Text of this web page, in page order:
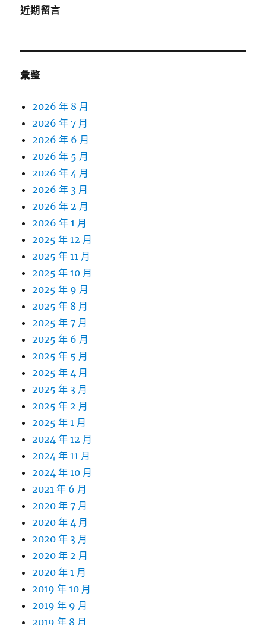
近期留言
彙整
2026 年 8 月
2026 年 7 月
2026 年 6 月
2026 年 5 月
2026 年 4 月
2026 年 3 月
2026 年 2 月
2026 年 1 月
2025 年 12 月
2025 年 11 月
2025 年 10 月
2025 年 9 月
2025 年 8 月
2025 年 7 月
2025 年 6 月
2025 年 5 月
2025 年 4 月
2025 年 3 月
2025 年 2 月
2025 年 1 月
2024 年 12 月
2024 年 11 月
2024 年 10 月
2021 年 6 月
2020 年 7 月
2020 年 4 月
2020 年 3 月
2020 年 2 月
2020 年 1 月
2019 年 10 月
2019 年 9 月
2019 年 8 月